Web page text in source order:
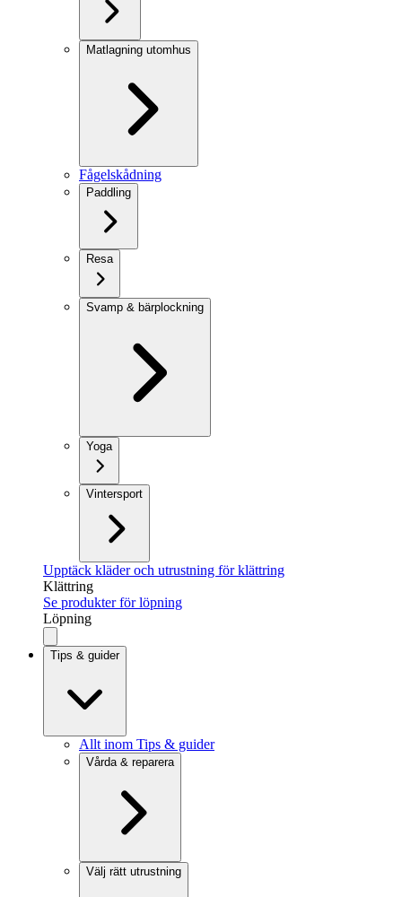
Matlagning utomhus
Fågelskådning
Paddling
Resa
Svamp & bärplockning
Yoga
Vintersport
Upptäck kläder och utrustning för klättring
Klättring
Se produkter för löpning
Löpning
Tips & guider
Allt inom Tips & guider
Vårda & reparera
Välj rätt utrustning